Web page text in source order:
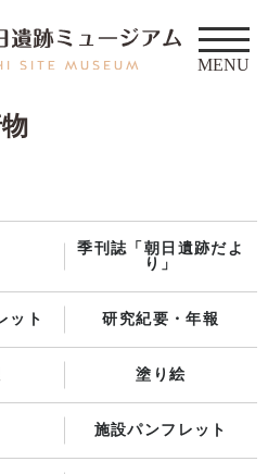
季刊誌「朝日遺跡だよ
り」
ット 研究紀要・年報
塗り絵
施設パンフレット